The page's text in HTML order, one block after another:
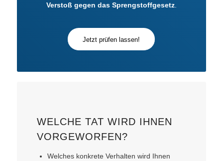
WELCHE TAT WIRD IHNEN
VORGEWORFEN?
Welches konkrete Verhalten wird Ihnen
Verstoß gegen das Sprengstoffgesetz.
Jetzt prüfen lassen!